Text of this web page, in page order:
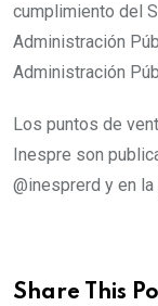
cumplimiento del
Administración
Administración
Los puntos de
Inespre son
@inesprerd y en
Share This